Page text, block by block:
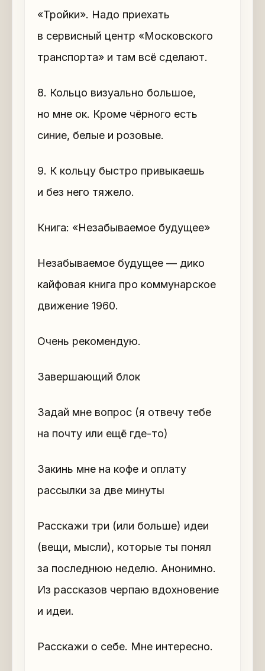
«Тройки». Надо приехать
в сервисный центр «Московского
транспорта» и там всё сделают.
8. Кольцо визуально большое,
но мне ок. Кроме чёрного есть
синие, белые и розовые.
9. К кольцу быстро привыкаешь
и без него тяжело.
Книга: «Незабываемое будущее»
Незабываемое будущее — дико
кайфовая книга про коммунарское
движение 1960.
Очень рекомендую.
Завершающий блок
Задай мне вопрос (я отвечу тебе
на почту или ещё где-то)
Закинь мне на кофе и оплату
рассылки за две минуты
Расскажи три (или больше) идеи
(вещи, мысли), которые ты понял
за последнюю неделю. Анонимно.
Из рассказов черпаю вдохновение
и идеи.
Расскажи о себе. Мне интересно.